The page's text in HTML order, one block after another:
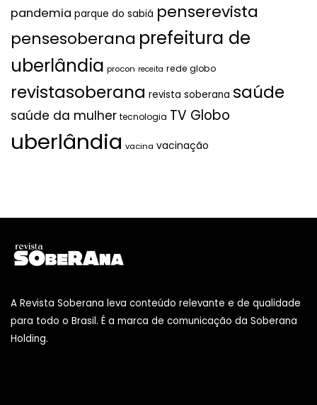
pandemia parque do sabiá penserevista
pensesoberana prefeitura de
uberlândia procon receita rede globo
revistasoberana revista soberana saúde
saúde da mulher tecnologia TV Globo
uberlândia vacina vacinação
A Revista Soberana leva conteúdo relevante e de qualidade
para todo o Brasil. É a marca de comunicação da Soberana
Holding.